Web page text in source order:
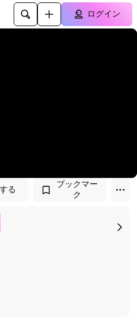
ログイン
る
ブックマー
ク